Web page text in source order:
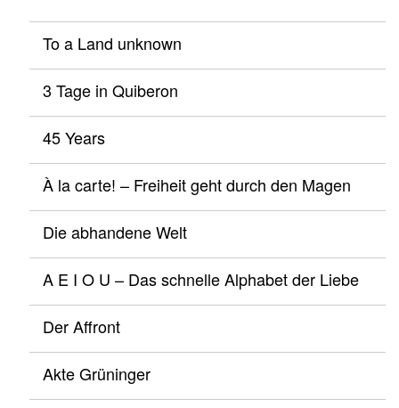
To a Land unknown
3 Tage in Quiberon
45 Years
À la carte! – Freiheit geht durch den Magen
Die abhandene Welt
A E I O U – Das schnelle Alphabet der Liebe
Der Affront
Akte Grüninger